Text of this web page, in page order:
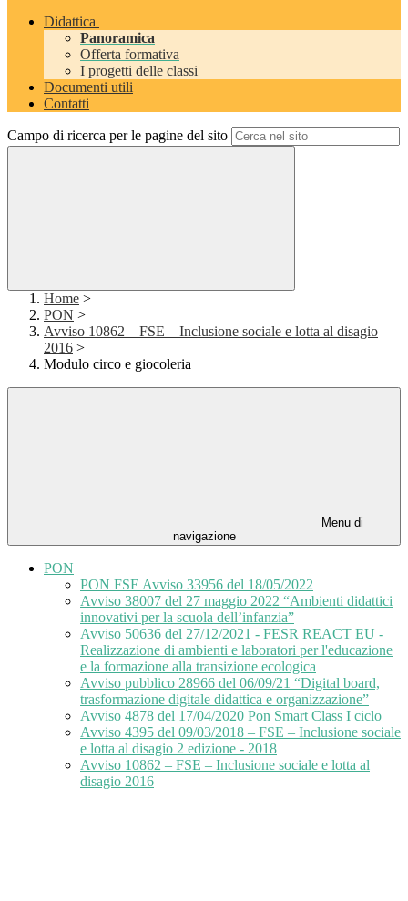
Didattica
Panoramica
Offerta formativa
I progetti delle classi
Documenti utili
Contatti
Campo di ricerca per le pagine del sito
Home >
PON >
Avviso 10862 – FSE – Inclusione sociale e lotta al disagio
2016 >
Modulo circo e giocoleria
Menu di
navigazione
PON
PON FSE Avviso 33956 del 18/05/2022
Avviso 38007 del 27 maggio 2022 “Ambienti didattici
innovativi per la scuola dell’infanzia”
Avviso 50636 del 27/12/2021 - FESR REACT EU -
Realizzazione di ambienti e laboratori per l'educazione
e la formazione alla transizione ecologica
Avviso pubblico 28966 del 06/09/21 “Digital board,
trasformazione digitale didattica e organizzazione”
Avviso 4878 del 17/04/2020 Pon Smart Class I ciclo
Avviso 4395 del 09/03/2018 – FSE – Inclusione sociale
e lotta al disagio 2 edizione - 2018
Avviso 10862 – FSE – Inclusione sociale e lotta al
disagio 2016